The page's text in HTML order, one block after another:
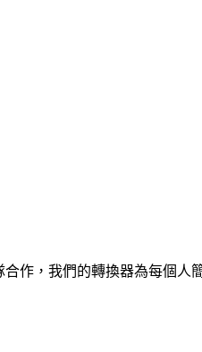
作，我們的轉換器為每個人